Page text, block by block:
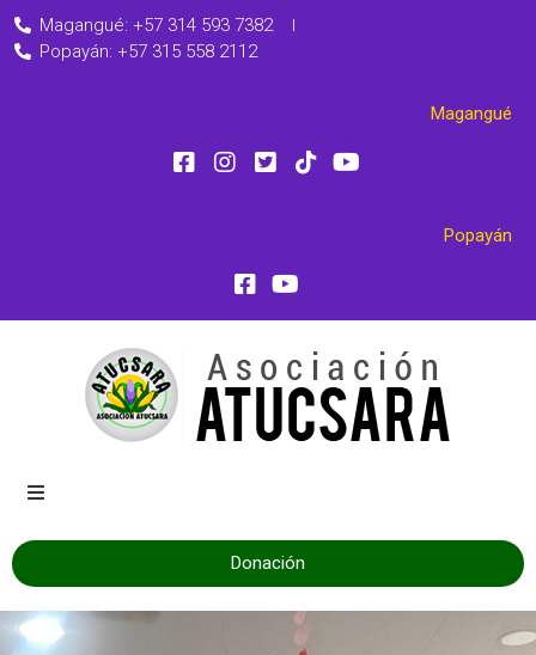
Magangué: +57 314 593 7382
Popayán: +57 315 558 2112
Magangué
Popayán
Donación